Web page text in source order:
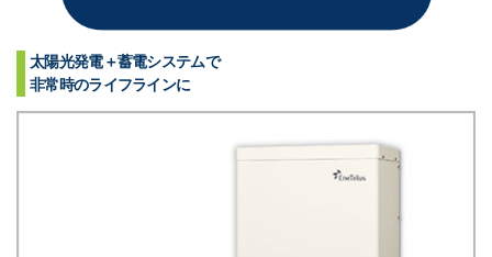
太陽光発電＋蓄電システムで
非常時のライフラインに